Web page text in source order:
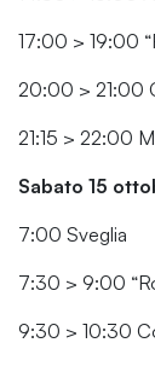
17:00 > 19:00
20:00 > 21:00
21:15 > 22:00
Sabato 15
7:00 Sveglia
7:30 > 9:00
9:30 > 10:30